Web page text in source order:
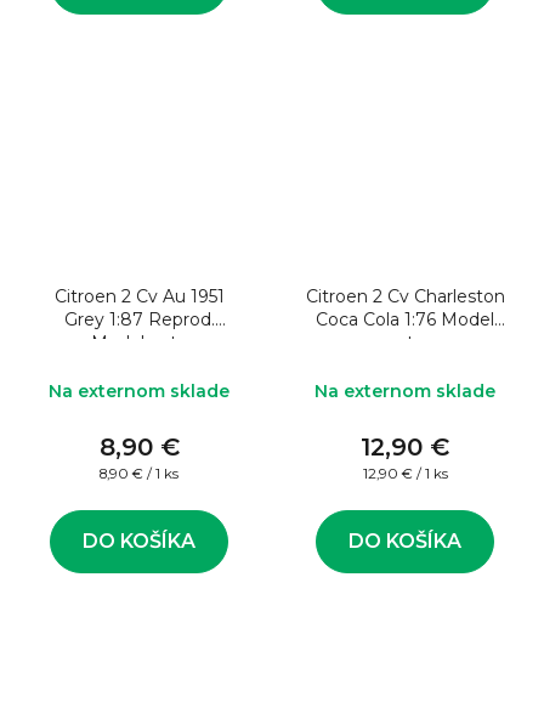
Citroen 2 Cv Au 1951
Grey 1:87 Reprod.
Model auta
Na externom sklade
8,90 €
Jednotková
8,90 € / 1 ks
DO KOŠÍKA
Citroen 2 Cv Charleston
Coca Cola 1:76 Model
auta
Na externom sklade
12,90 €
Jednotková
12,90 € / 1 ks
DO KOŠÍKA